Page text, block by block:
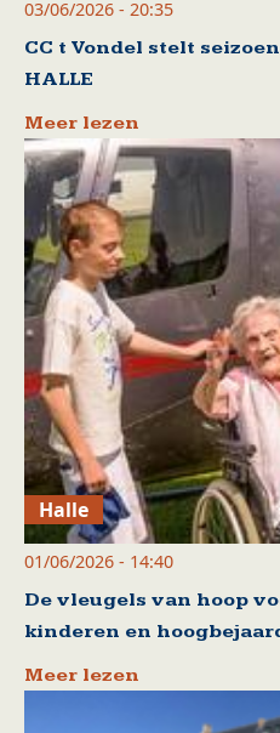
03/06/2026 - 20:35
CC t Vondel stelt
HALLE
Meer lezen
Halle
01/06/2026 - 14:40
De vleugels van hoop
kinderen en
Meer lezen